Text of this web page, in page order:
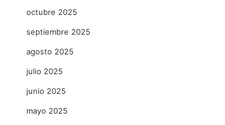
octubre 2025
septiembre 2025
agosto 2025
julio 2025
junio 2025
mayo 2025